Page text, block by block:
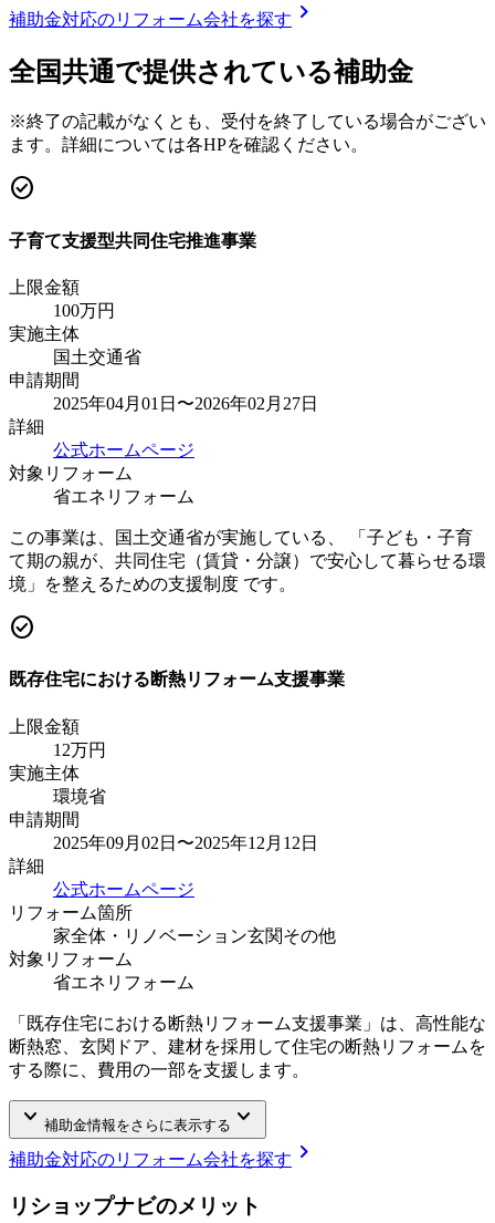
補助金対応のリフォーム会社を探す chevron_right
全国共通で提供されている補助金
※終了の記載がなくとも、受付を終了している場合がござい
ます。詳細については各HPを確認ください。
check_circle
子育て支援型共同住宅推進事業
上限金額
100万円
実施主体
国土交通省
申請期間
2025年04月01日〜2026年02月27日
詳細
公式ホームページ
対象リフォーム
省エネリフォーム
この事業は、国土交通省が実施している、 「子ども・子育
て期の親が、共同住宅（賃貸・分譲）で安心して暮らせる環
境」を整えるための支援制度 です。
check_circle
既存住宅における断熱リフォーム支援事業
上限金額
12万円
実施主体
環境省
申請期間
2025年09月02日〜2025年12月12日
詳細
公式ホームページ
リフォーム箇所
家全体・リノベーション玄関その他
対象リフォーム
省エネリフォーム
「既存住宅における断熱リフォーム支援事業」は、高性能な
断熱窓、玄関ドア、建材を採用して住宅の断熱リフォームを
する際に、費用の一部を支援します。
keyboard_arrow_down 補助金情報をさらに表示する keyboard_arrow_down
補助金対応のリフォーム会社を探す chevron_right
リショップナビのメ リ ッ ト